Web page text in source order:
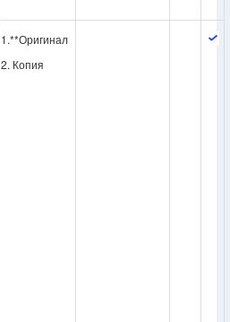
1.**Оригинал
2. Копия